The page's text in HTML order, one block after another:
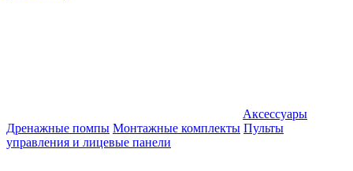
Аксессуары
Дренажные помпы Монтажные комплекты Пульты
управления и лицевые панели